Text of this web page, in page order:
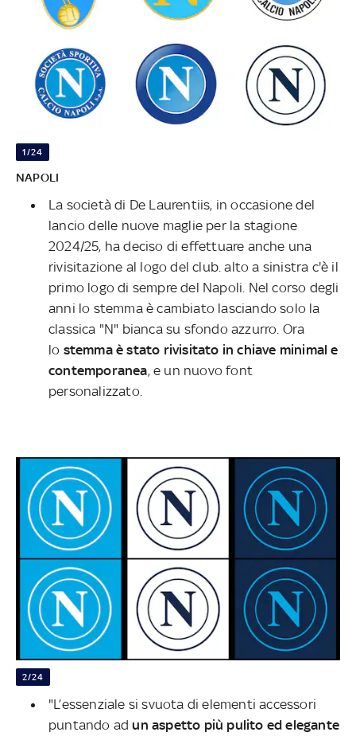
1/24
NAPOLI
La società di De Laurentiis, in occasione del
lancio delle nuove maglie per la stagione
2024/25, ha deciso di effettuare anche una
rivisitazione al logo del club. alto a sinistra c'è il
primo logo di sempre del Napoli. Nel corso degli
anni lo stemma è cambiato lasciando solo la
classica "N" bianca su sfondo azzurro. Ora
lo stemma è stato rivisitato in chiave minimal e
contemporanea, e un nuovo font
personalizzato.
2/24
"L’essenziale si svuota di elementi accessori
puntando adun aspetto più pulito ed elegante